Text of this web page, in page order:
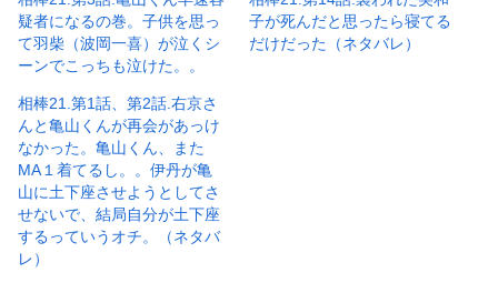
疑者になるの巻。子供を思っ
て羽柴（波岡一喜）が泣くシ
ーンでこっちも泣けた。。
子が死んだと思ったら寝てる
だけだった（ネタバレ）
相棒21.第1話、第2話.右京さ
んと亀山くんが再会があっけ
なかった。亀山くん、また
MA１着てるし。。伊丹が亀
山に土下座させようとしてさ
せないで、結局自分が土下座
するっていうオチ。（ネタバ
レ）